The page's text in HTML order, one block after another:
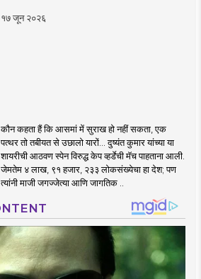
१७ जून २०२६
कौन कहता हैं कि आसमां में सुराख हो नहीं सकता, एक
पत्थर तो तबीयत से उछालो यारों... दुष्यंत कुमार यांच्या या
शायरीची आठवण स्पेन विरुद्ध केप व्हर्डेची मॅच पाहताना आली.
जेमतेम ४ लाख, ९१ हजार, २३३ लोकसंख्येचा हा देश; पण
त्यांनी माजी जगज्जेत्या आणि जागतिक ..